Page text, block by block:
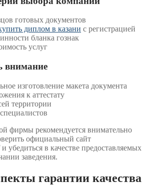
готовых документов
диплом в казани с регистрацией
бланка гознак
услуг
внимание
изготовление макета документа
к аттестату
территории
фирмы рекомендуется внимательно
официальный сайт
убедиться в качестве предоставляемых
заведения.
гарантии качества